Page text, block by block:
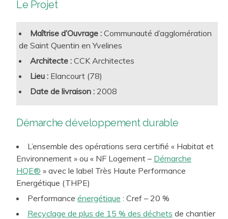
équité sociale, résilience, circuits courts… les multiples
l’urbanisme et l’aménagement des pratiques clef pour
l’aggravation, ou au contraire, la résolution des grands
enjeux auxquels nous devons faire face. TERAO vous
apporte conseil et ingénierie, au croisement des
expertises scientifiques et humaines pour la fabrique de
Conseil & Assistance à la Maîtrise d’Ouvrage
Ingénierie & Études au service des Maîtres d’Ouvrage
Analyses et Prescriptions sur les thèmes
environnementaux
Le Projet
Maîtrise d’Ouvrage : Communauté d’agglomération
de Saint Quentin en Yvelines
Architecte : CCK Architectes
Lieu : Elancourt (78)
Date de livraison : 2008
Démarche développement durable
L’ensemble des opérations sera certifié « Habitat et
Environnement » ou « NF Logement – Démarche
HQE® » avec le label Très Haute Performance
Energétique (THPE)
Performance énergétique : Cref – 20 %
Recyclage de plus de 15 % des déchets de chantier